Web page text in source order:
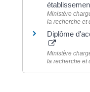
Ministère
la recherche et
Diplôme
Ministère
la recherche et